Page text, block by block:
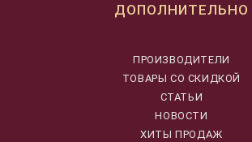
ДОПОЛНИТЕЛЬНО
ПРОИЗВОДИТЕЛИ
ТОВАРЫ СО СКИДКОЙ
СТАТЬИ
НОВОСТИ
ХИТЫ ПРОДАЖ